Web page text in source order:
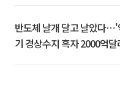
반도체 날개 달고 날았다
기 경상수지 흑자 2000억